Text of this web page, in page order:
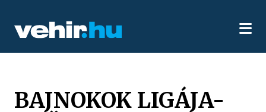
BAJNOKOK LIGÁJA-